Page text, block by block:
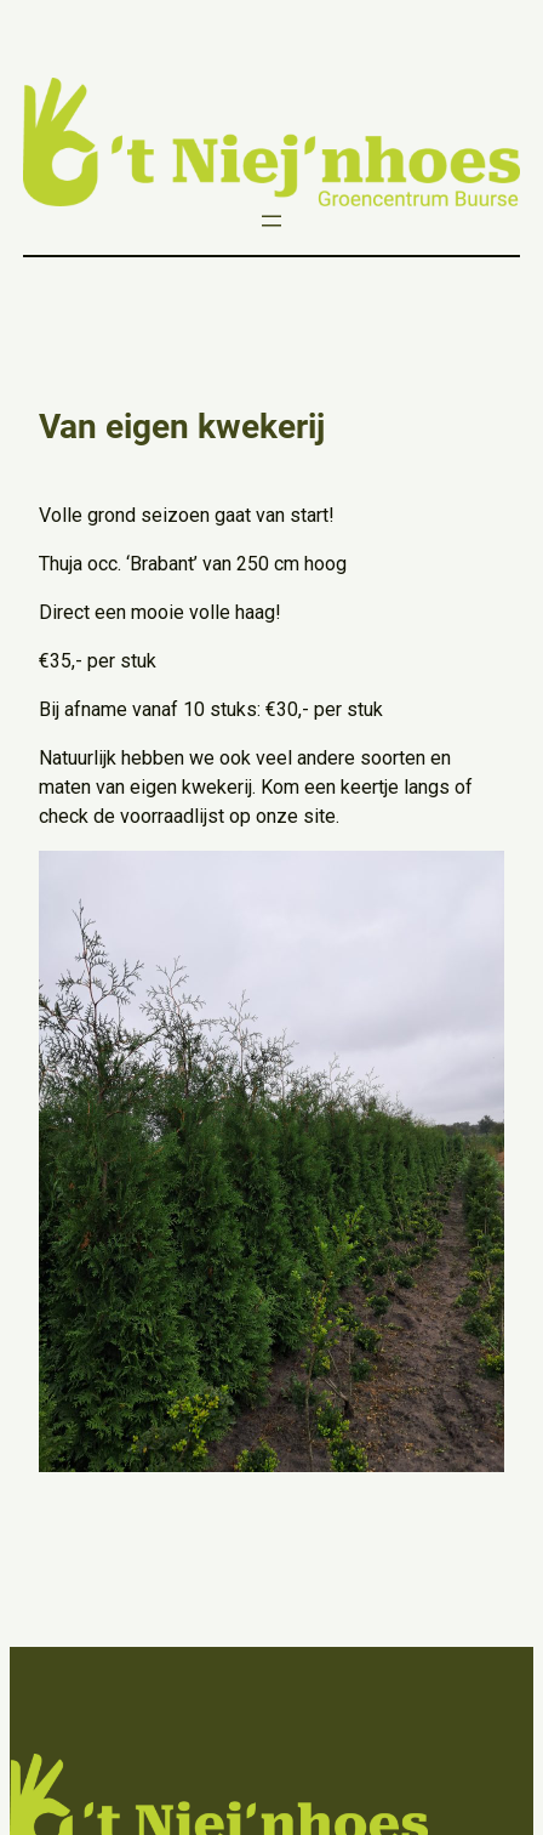
naar
de
inhoud
Van eigen kwekerij
Volle grond seizoen gaat van start!
Thuja occ. ‘Brabant’ van 250 cm hoog
Direct een mooie volle haag!
€35,- per stuk
Bij afname vanaf 10 stuks: €30,- per stuk
Natuurlijk hebben we ook veel andere soorten en
maten van eigen kwekerij. Kom een keertje langs of
check de voorraadlijst op onze site.